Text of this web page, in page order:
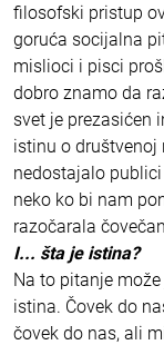
filosofski pristup
goruća socijalna
mislioci i pisci
dobro znamo da
svet je prezasićen
istinu o društvenoj
nedostajalo
neko ko bi nam
razočarala
I... šta je istina?
Na to pitanje
istina. Čovek do
čovek do nas, ali